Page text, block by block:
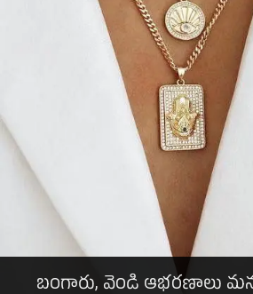
బంగారు, వెండి ఆభరణాలు